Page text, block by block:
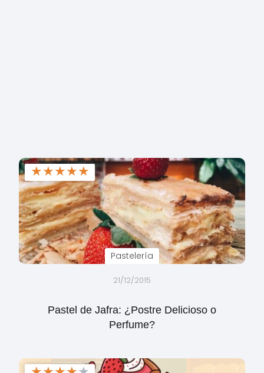
★★★★★
Pastelería
21/12/2015
Pastel de Jafra: ¿Postre Delicioso o
Perfume?